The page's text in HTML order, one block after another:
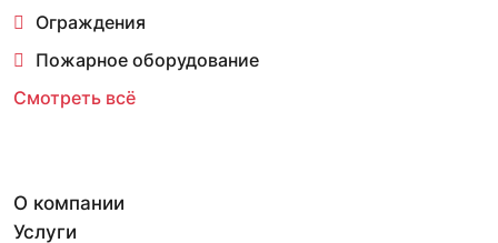
Ограждения
Пожарное оборудование
Смотреть всё
О компании
Услуги